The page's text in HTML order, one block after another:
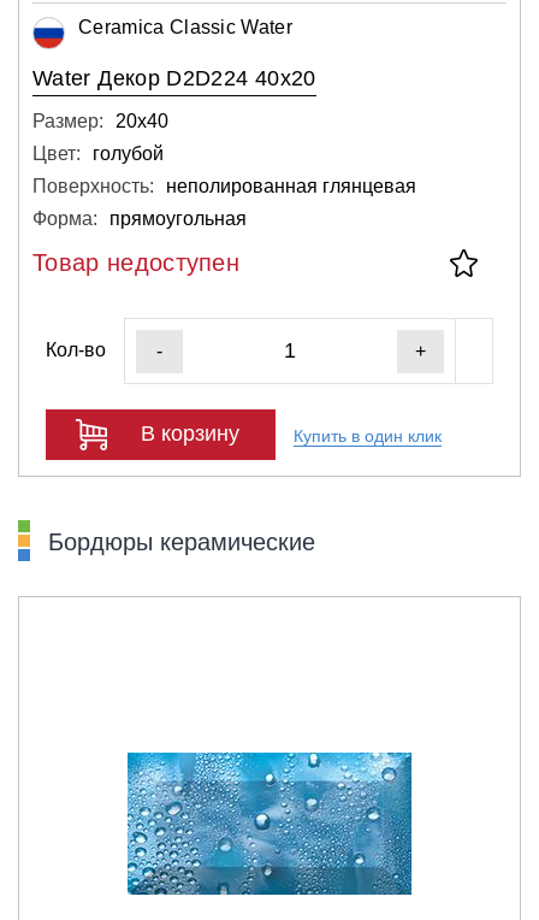
Ceramica Classic Water
Water Декор D2D224 40х20
Размер:
20х40
Цвет:
голубой
Поверхность:
неполированная глянцевая
Форма:
прямоугольная
Товар недоступен
Кол-во - +
В корзину Купить в один клик
Бордюры керамические